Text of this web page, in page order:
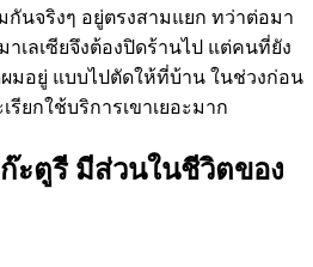
กันจริงๆ อยู่ตรงสามแยก ทว่าต่อมา
เลเซียจึงต้องปิดร้านไป แต่คนที่ยัง
มอยู่ แบบไปตัดให้ที่บ้าน ในช่วงก่อน
ยกใช้บริการเขาเยอะมาก
ะตูรี มีส่วนในชีวิตของ